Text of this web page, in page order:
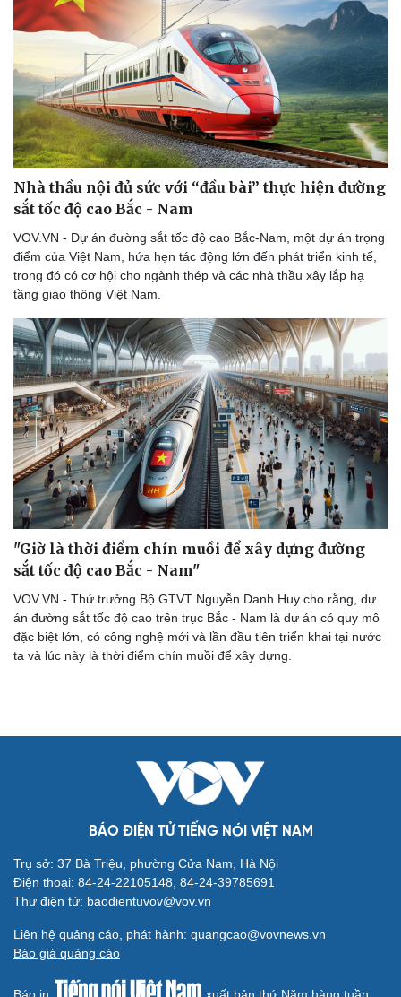
Du lịch
Tư vấn
Săn Tour
check-in
Podcast
Câu chuyện thời sự
Đọc truyện đêm khuya
Cửa sổ tình yêu
Kể chuyện cho bé
Hạt giống tâm hồn
Cải chính
Nhà thầu nội đủ sức với “đầu bài” thực hiện đường
sắt tốc độ cao Bắc - Nam
VOV.VN - Dự án đường sắt tốc độ cao Bắc-Nam, một dự án trọng
điểm của Việt Nam, hứa hẹn tác động lớn đến phát triển kinh tế,
trong đó có cơ hội cho ngành thép và các nhà thầu xây lắp hạ
tầng giao thông Việt Nam.
"Giờ là thời điểm chín muồi để xây dựng đường
sắt tốc độ cao Bắc - Nam"
VOV.VN - Thứ trưởng Bộ GTVT Nguyễn Danh Huy cho rằng, dự
án đường sắt tốc độ cao trên trục Bắc - Nam là dự án có quy mô
đặc biệt lớn, có công nghệ mới và lần đầu tiên triển khai tại nước
ta và lúc này là thời điểm chín muồi để xây dựng.
BÁO ĐIỆN TỬ TIẾNG NÓI VIỆT NAM
Trụ sở: 37 Bà Triệu, phường Cửa Nam, Hà Nội
Điện thoại: 84-24-22105148, 84-24-39785691
Thư điện tử: baodientuvov@vov.vn
Liên hệ quảng cáo, phát hành: quangcao@vovnews.vn
Báo giá quảng cáo